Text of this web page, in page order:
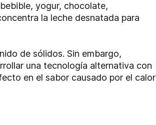
yogur, chocolate,
la leche desnatada para
de sólidos. Sin embargo,
una tecnología alternativa con
en el sabor causado por el calor